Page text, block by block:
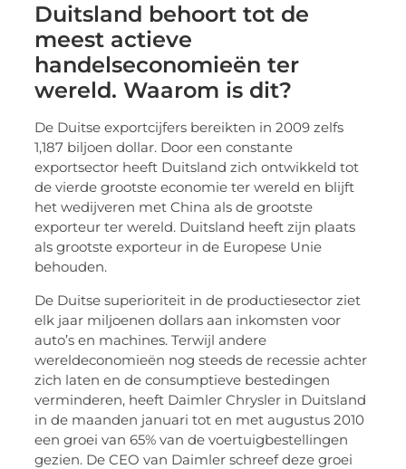
Duitsland behoort tot de
meest actieve
handelseconomieën ter
wereld. Waarom is dit?
De Duitse exportcijfers bereikten in 2009 zelfs
1,187 biljoen dollar. Door een constante
exportsector heeft Duitsland zich ontwikkeld tot
de vierde grootste economie ter wereld en blijft
het wedijveren met China als de grootste
exporteur ter wereld. Duitsland heeft zijn plaats
als grootste exporteur in de Europese Unie
behouden.
De Duitse superioriteit in de productiesector ziet
elk jaar miljoenen dollars aan inkomsten voor
auto’s en machines. Terwijl andere
wereldeconomieën nog steeds de recessie achter
zich laten en de consumptieve bestedingen
verminderen, heeft Daimler Chrysler in Duitsland
in de maanden januari tot en met augustus 2010
een groei van 65% van de voertuigbestellingen
gezien. De CEO van Daimler schreef deze groei